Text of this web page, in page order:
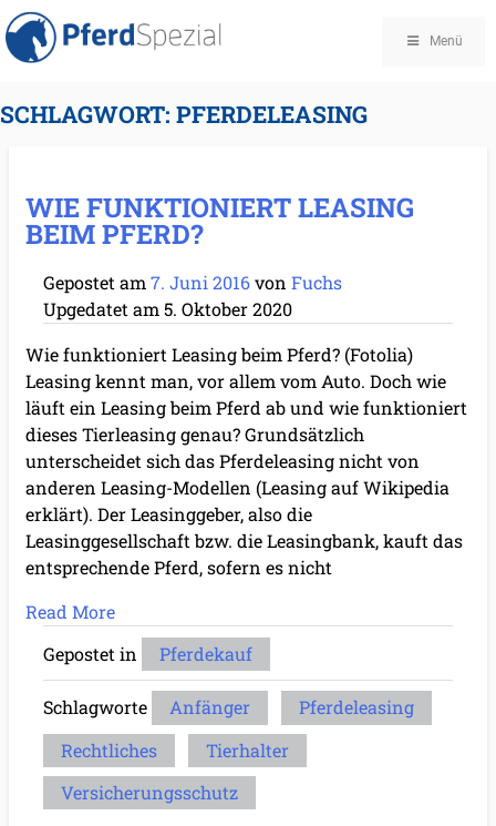
Menü
SCHLAGWORT: PFERDELEASING
WIE FUNKTIONIERT LEASING
BEIM PFERD?
Gepostet am 7. Juni 2016von Fuchs
Upgedatet am 5. Oktober 2020
Wie funktioniert Leasing beim Pferd? (Fotolia)
Leasing kennt man, vor allem vom Auto. Doch wie
läuft ein Leasing beim Pferd ab und wie funktioniert
dieses Tierleasing genau? Grundsätzlich
unterscheidet sich das Pferdeleasing nicht von
anderen Leasing-Modellen (Leasing auf Wikipedia
erklärt). Der Leasinggeber, also die
Leasinggesellschaft bzw. die Leasingbank, kauft das
entsprechende Pferd, sofern es nicht
Read More
Gepostet in
Pferdekauf
Schlagworte Anfänger
Pferdeleasing
Rechtliches
Tierhalter
Versicherungsschutz